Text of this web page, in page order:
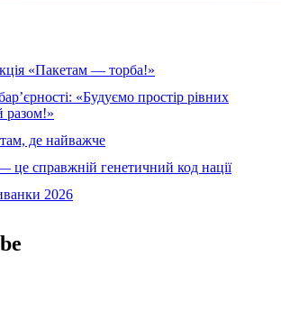
«Пакетам — торба!»
«Будуємо простір рівних
разом!»
де найважче
справжній генетичний код нації
2026